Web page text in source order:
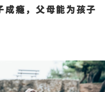
成瘾，父母能为孩子